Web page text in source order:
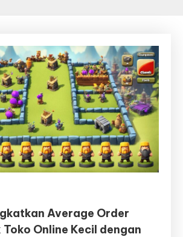
Average Order
Online Kecil dengan